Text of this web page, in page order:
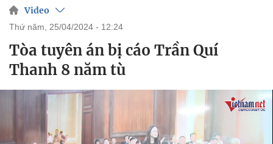
Video
thứ năm, 25/04/2024 - 12:24
Tòa tuyên án bị cáo Trần Quí
Thanh 8 năm tù